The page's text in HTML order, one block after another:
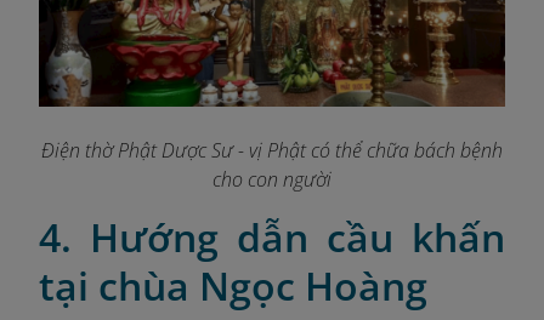
Điện thờ Phật Dược Sư - vị Phật có thể chữa bách bệnh
cho con người
4. Hướng dẫn cầu khấn
tại chùa Ngọc Hoàng